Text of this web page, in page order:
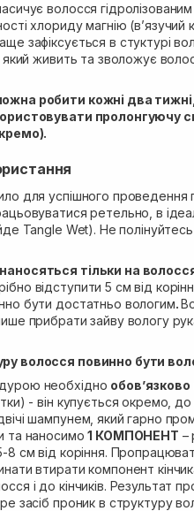
волосся
хлориду магнію (в’язучий
зафіксується в стуктурі
який живить та зволожує
робити кожні два
пролонгуючу
для успішного проведення
ретельно, в
Tangle Wet). Не
тільки на
відступити 5 см від
бути достатньо вологим.
прибрати зайву вологу
волосся повинно бути
необхідно обов’язково
- він купується окремо, до
шампунем, який гарно
та наносимо1 КОМПОНЕНТ –
8 см від коріння.
втирати компонент
і до кінчиків. Результат
засіб проник в структуру